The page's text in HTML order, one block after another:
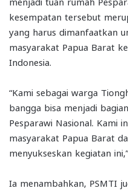
kesempatan tersebut
yang harus dimanfaatkan
masyarakat Papua Barat
Indonesia.
“Kami sebagai warga
bangga bisa menjadi
Pesparawi Nasional. Kami
masyarakat Papua Barat
menyukseskan kegiatan
Ia menambahkan, PSMTI